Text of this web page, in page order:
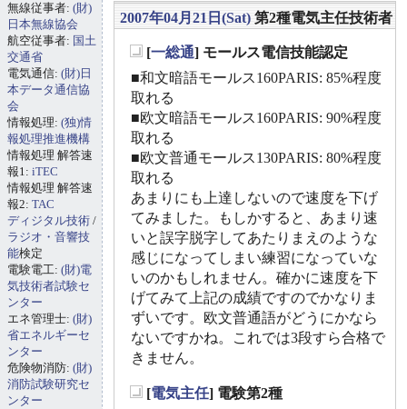
2007年04月21日(Sat) 第2種電気主任技術者
[一総通] モールス電信技能認定
■和文暗語モールス160PARIS: 85%程度
取れる
■欧文暗語モールス160PARIS: 90%程度
取れる
■欧文普通モールス130PARIS: 80%程度
取れる
あまりにも上達しないので速度を下げ
てみました。もしかすると、あまり速
いと誤字脱字してあたりまえのような
感じになってしまい練習になっていな
いのかもしれません。確かに速度を下
げてみて上記の成績ですのでかなりま
ずいです。欧文普通語がどうにかなら
ないですかね。これでは3段すら合格で
きません。
[電気主任] 電験第2種
無線従事者: (財)
日本無線協会
航空従事者: 国土
交通省
電気通信: (財)日
本データ通信協
会
情報処理: (独)情
報処理推進機構
情報処理 解答速
報1: iTEC
情報処理 解答速
報2: TAC
ディジタル技術 /
ラジオ・音響技
能検定
電験電工: (財)電
気技術者試験セ
ンター
エネ管理士: (財)
省エネルギーセ
ンター
危険物消防: (財)
消防試験研究セ
ンター